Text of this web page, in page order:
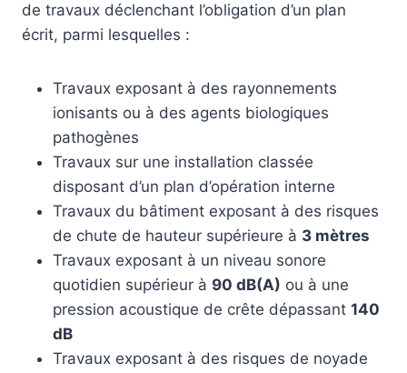
de travaux déclenchant l’obligation d’un plan
écrit, parmi lesquelles :
Travaux exposant à des rayonnements
ionisants ou à des agents biologiques
pathogènes
Travaux sur une installation classée
disposant d’un plan d’opération interne
Travaux du bâtiment exposant à des risques
de chute de hauteur supérieure à 3 mètres
Travaux exposant à un niveau sonore
quotidien supérieur à 90 dB(A) ou à une
pression acoustique de crête dépassant 140
dB
Travaux exposant à des risques de noyade